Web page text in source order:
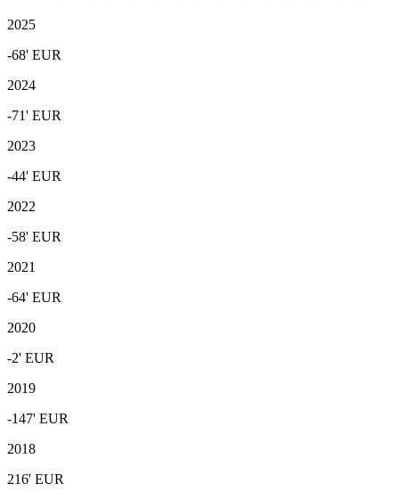
2025
-68' EUR
2024
-71' EUR
2023
-44' EUR
2022
-58' EUR
2021
-64' EUR
2020
-2' EUR
2019
-147' EUR
2018
216' EUR